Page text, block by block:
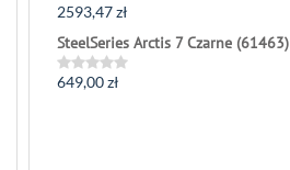
Rated
out
of
5
2593,47zł
SteelSeries Arctis 7 Czarne (61463)
Rated
649,00zł